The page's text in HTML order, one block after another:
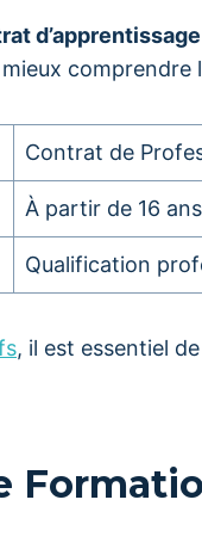
d’apprentissage
comprendre
Contrat de
À partir de 16
Qualification
, il est essentiel